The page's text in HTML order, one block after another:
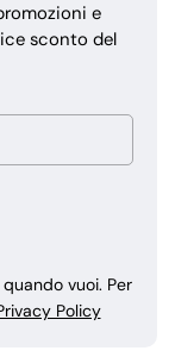
e
sconto del
vuoi. Per
Policy